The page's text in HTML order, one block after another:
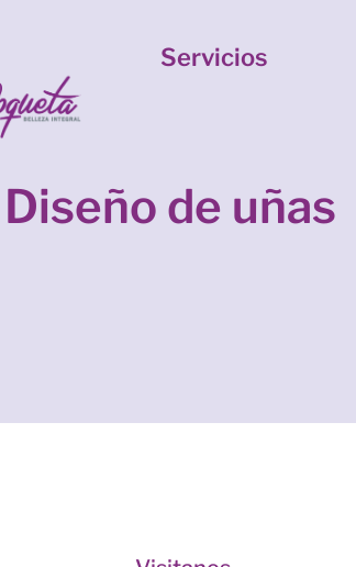
Servicios
Diseño de uñas